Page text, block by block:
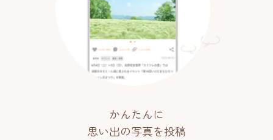
かんたんに
思い出の写真を投稿